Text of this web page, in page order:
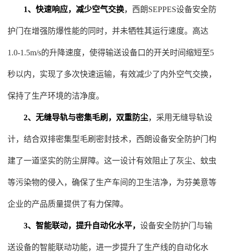
1、快速响应，减少空气交换， 西朗SEPPES设备安全防
护门在增强防爆性能的同时，并未牺牲其运行速度。高达
1.0-1.5m/s的升降速度，使得输送设备口的开关时间缩短至5
秒以内，实现了多次快速运输，有效减少了内外空气交换，
保持了生产环境的洁净度。
2、无缝导轨与密集毛刷，双重防尘， 采用无缝导轨设
计，结合双排密集型毛刷密封技术，西朗设备安全防护门构
建了一道坚实的防尘屏障。这一设计有效阻止了灰尘、蚊虫
等污染物的侵入，确保了生产车间的卫生洁净，为芬美意等
企业的产品质量提供了有力保障。
3、智能联动，提升自动化水平， 设备安全防护门与输
送设备的智能联动功能，进一步提升了生产线的自动化水